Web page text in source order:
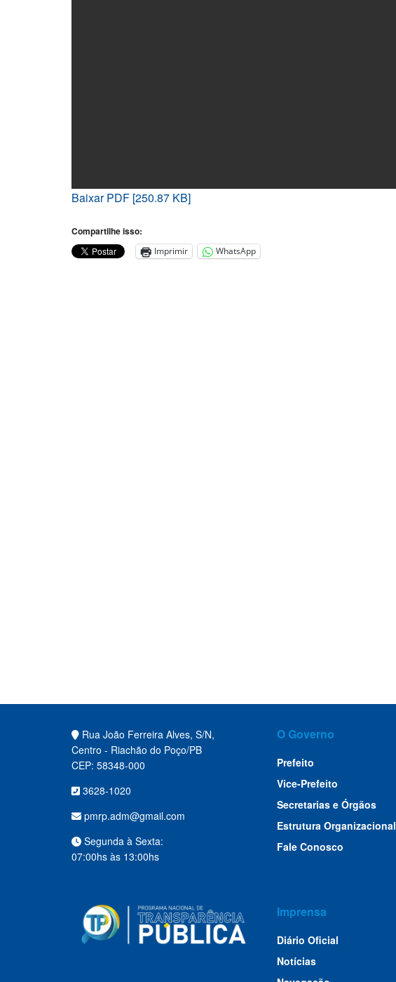
Baixar PDF [250.87 KB]
Compartilhe isso:
Imprimir WhatsApp
Rua João Ferreira Alves, S/N,
Centro - Riachão do Poço/PB
CEP: 58348-000
3628-1020
pmrp.adm@gmail.com
Segunda à Sexta:
07:00hs às 13:00hs
O Governo
Prefeito
Vice-Prefeito
Secretarias e Órgãos
Estrutura Organizacional
Fale Conosco
Imprensa
Diário Oficial
Notícias